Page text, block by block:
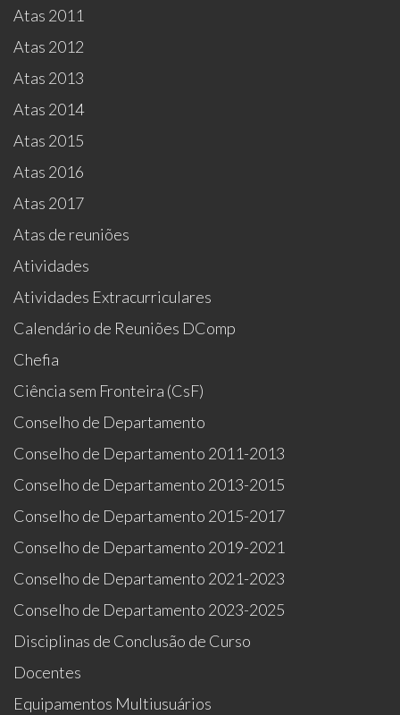
Atas 2011
Atas 2012
Atas 2013
Atas 2014
Atas 2015
Atas 2016
Atas 2017
Atas de reuniões
Atividades
Atividades Extracurriculares
Calendário de Reuniões DComp
Chefia
Ciência sem Fronteira (CsF)
Conselho de Departamento
Conselho de Departamento 2011-2013
Conselho de Departamento 2013-2015
Conselho de Departamento 2015-2017
Conselho de Departamento 2019-2021
Conselho de Departamento 2021-2023
Conselho de Departamento 2023-2025
Disciplinas de Conclusão de Curso
Docentes
Equipamentos Multiusuários